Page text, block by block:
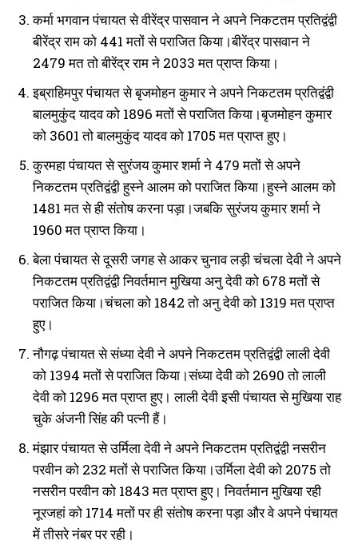
कर्मा भगवान पंचायत से वीरेंद्र पासवान ने अपने निकटतम प्रतिद्वंद्वी
बीरेंद्र राम को 441 मतों से पराजित किया।बीरेंद्र पासवान ने
2479 मत तो बीरेंद्र राम ने 2033 मत प्राप्त किया।
इब्राहिमपुर पंचायत से बृजमोहन कुमार ने अपने निकटतम प्रतिद्वंद्वी
बालमुकुंद यादव को 1896 मतों से पराजित किया।बृजमोहन कुमार
को 3601 तो बालमुकुंद यादव को 1705 मत प्राप्त हुए।
कुरमहा पंचायत से सुरंजय कुमार शर्मा ने 479 मतों से अपने
निकटतम प्रतिद्वंद्वी हुस्ने आलम को पराजित किया।हुस्ने आलम को
1481 मत से ही संतोष करना पड़ा।जबकि सुरंजय कुमार शर्मा ने
1960 मत प्राप्त किया।
बेला पंचायत से दूसरी जगह से आकर चुनाव लड़ी चंचला देवी ने अपने
निकटतम प्रतिद्वंद्वी निवर्तमान मुखिया अनु देवी को 678 मतों से
पराजित किया।चंचला को 1842 तो अनु देवी को 1319 मत प्राप्त
हुए।
नौगढ़ पंचायत से संध्या देवी ने अपने निकटतम प्रतिद्वंद्वी लाली देवी
को 1394 मतों से पराजित किया।संध्या देवी को 2690 तो लाली
देवी को 1296 मत प्राप्त हुए। लाली देवी इसी पंचायत से मुखिया राह
चुके अंजनी सिंह की पत्नी हैं।
मंझार पंचायत से उर्मिला देवी ने अपने निकटतम प्रतिद्वंद्वी नसरीन
परवीन को 232 मतों से पराजित किया।उर्मिला देवी को 2075 तो
नसरीन परवीन को 1843 मत प्राप्त हुए। निवर्तमान मुखिया रही
नूरजहां को 1714 मतों पर ही संतोष करना पड़ा और वे अपने पंचायत
में तीसरे नंबर पर रही।